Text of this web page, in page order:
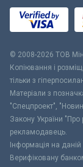
© 2008-2026 ТОВ
Копіювання і
тільки з
Матеріали з
"Спецпроект",
Закону України
рекламодавець.
Інформація на
Верифіковану